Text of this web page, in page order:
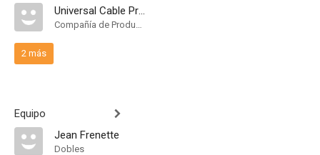
Universal Cable Productions
Compañía de Produccion
2 más
Equipo
Jean Frenette
Dobles